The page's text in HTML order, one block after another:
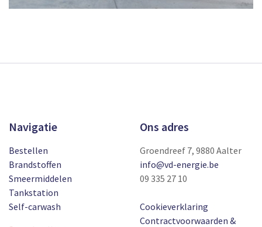
Navigatie
Bestellen
Brandstoffen
Smeermiddelen
Tankstation
Self-carwash
Ons adres
Groendreef 7, 9880 Aalter
info@vd-energie.be
09 335 27 10
Cookieverklaring
Contractvoorwaarden &